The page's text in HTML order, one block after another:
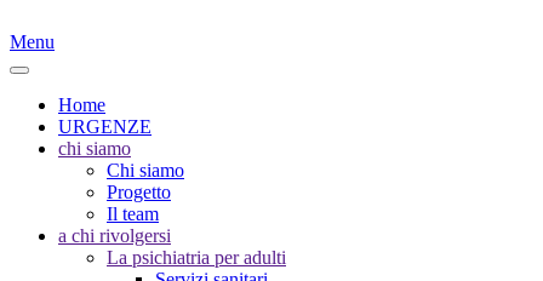
Menu
Home
URGENZE
chi siamo
Chi siamo
Progetto
Il team
a chi rivolgersi
La psichiatria per adulti